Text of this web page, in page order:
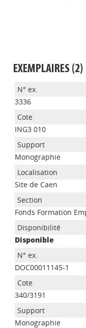
EXEMPLAIRES (2)
3336
ING3 010
Monographie
Site de Caen
Fonds Formation
Disponible
DOC00011145-1
340/3191
Monographie